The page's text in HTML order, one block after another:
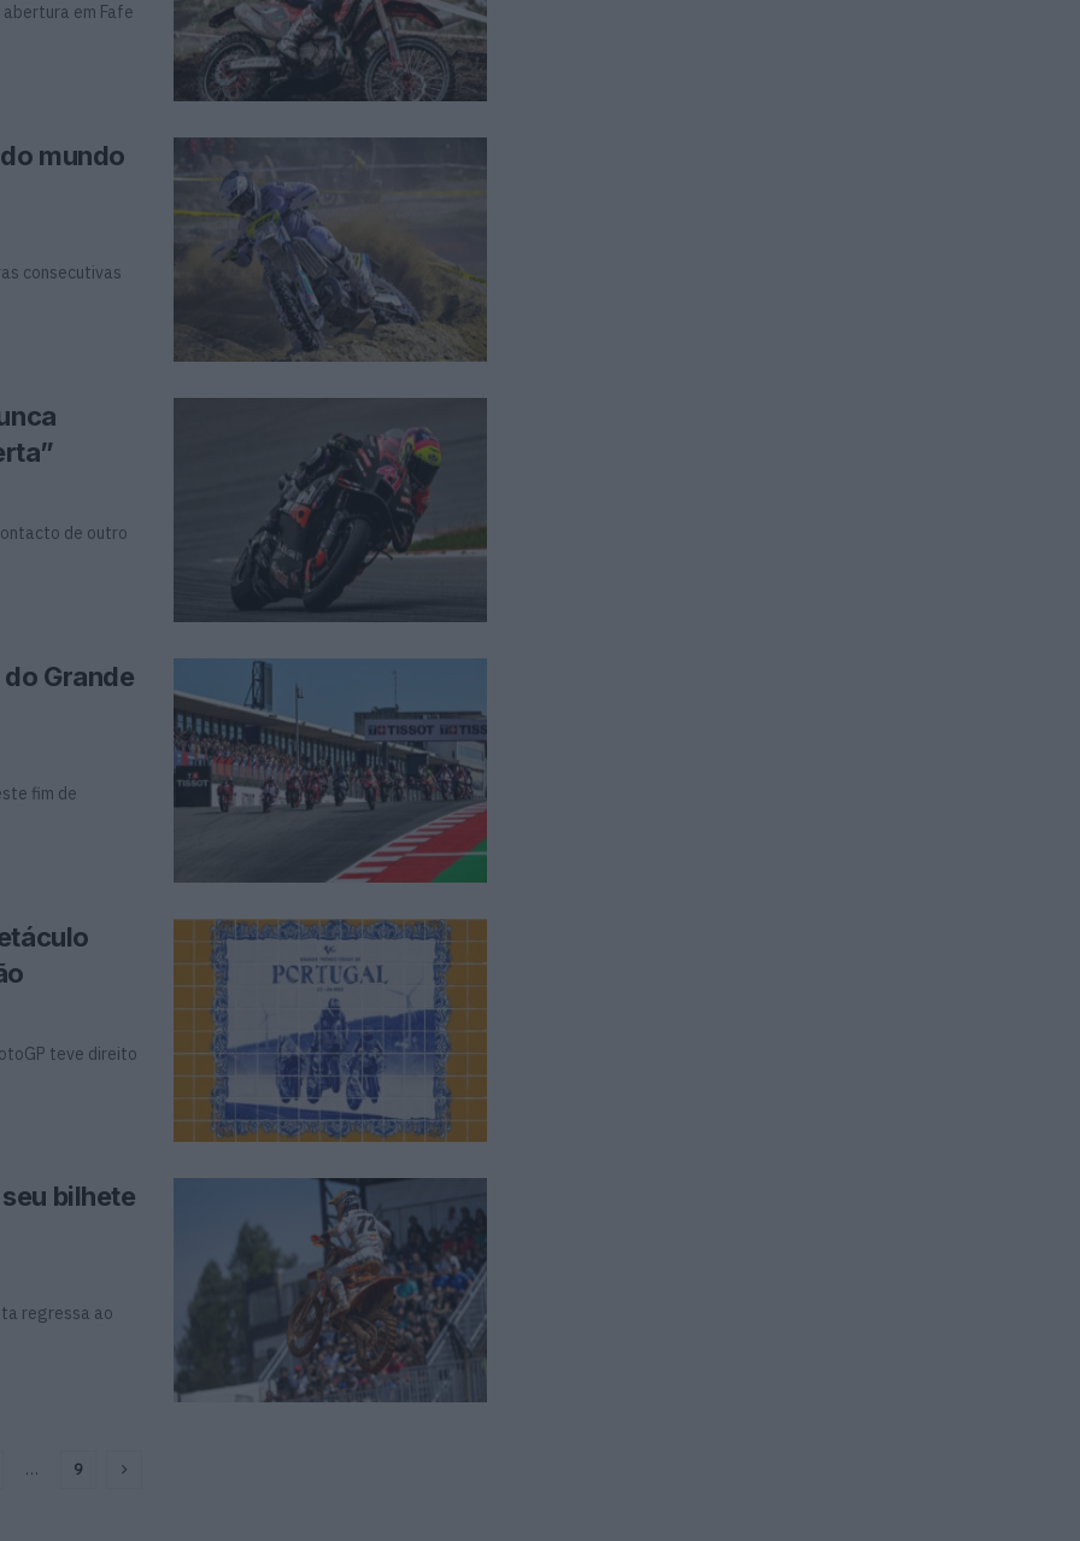
em Fafe
mundo
consecutivas
de outro
Grande
fim de
teve direito
bilhete
regressa ao
… 9